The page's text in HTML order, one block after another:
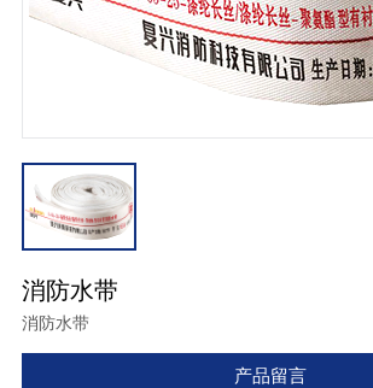
消防水带
消防水带
产品留言